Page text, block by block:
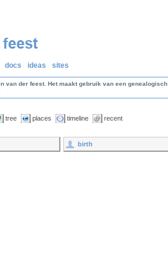
docs ideas sites
der feest. Het maakt gebruik van een
tree places timeline recent
birth